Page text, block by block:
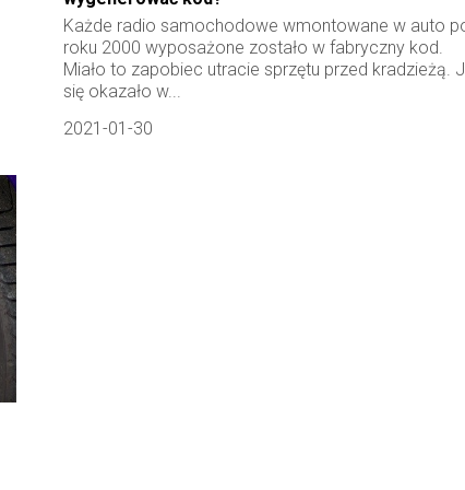
Każde radio samochodowe wmontowane w auto
roku 2000 wyposażone zostało w fabryczny kod.
Miało to zapobiec utracie sprzętu przed kradzieżą.
się okazało w...
2021-01-30